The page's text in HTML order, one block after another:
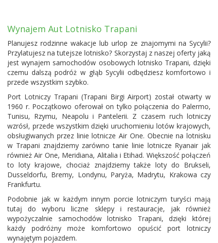
Wynajem Aut Lotnisko Trapani
Planujesz rodzinne wakacje lub urlop ze znajomymi na Sycylii?
Przylatujesz na tutejsze lotnisko? Skorzystaj z naszej oferty jaką
jest wynajem samochodów osobowych lotnisko Trapani, dzięki
czemu dalszą podróż w głąb Sycylii odbędziesz komfortowo i
przede wszystkim szybko.
Port Lotniczy Trapani (Trapani Birgi Airport) został otwarty w
1960 r. Początkowo oferował on tylko połączenia do Palermo,
Tunisu, Rzymu, Neapolu i Pantelerii. Z czasem ruch lotniczy
wzrósł, przede wszystkim dzięki uruchomieniu lotów krajowych,
obsługiwanych przez linie lotnicze Air One. Obecnie na lotnisku
w Trapani znajdziemy zarówno tanie linie lotnicze Ryanair jak
również Air One, Meridiana, Alitalia i Etihad. Większość połączeń
to loty krajowe, chociaż znajdziemy także loty do Brukseli,
Dusseldorfu, Bremy, Londynu, Paryża, Madrytu, Krakowa czy
Frankfurtu.
Podobnie jak w każdym innym porcie lotniczym turyści mają
tutaj do wyboru liczne sklepy i restauracje, jak również
wypożyczalnie samochodów lotnisko Trapani, dzięki której
każdy podróżny może komfortowo opuścić port lotniczy
wynajętym pojazdem.